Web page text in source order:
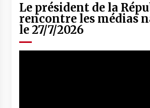
Le président de la
rencontre les médias
le 27/7/2026